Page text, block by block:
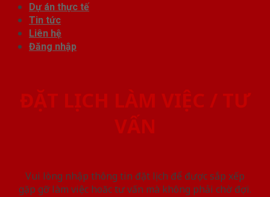
Dự án thực tế
Tin tức
Liên hệ
Đăng nhập
ĐẶT LỊCH LÀM VIỆC / TƯ
VẤN
Vui lòng nhập thông tin đặt lịch để được sắp xếp
gặp gỡ làm việc hoăc tư vấn mà không phải chờ đợi.